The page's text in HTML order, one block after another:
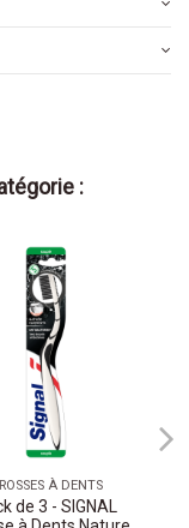
:
À DENTS
de 3 - SIGNAL